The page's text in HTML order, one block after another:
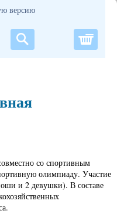
версию
со спортивным
олимпиаду. Участие
и 2 девушки). В составе